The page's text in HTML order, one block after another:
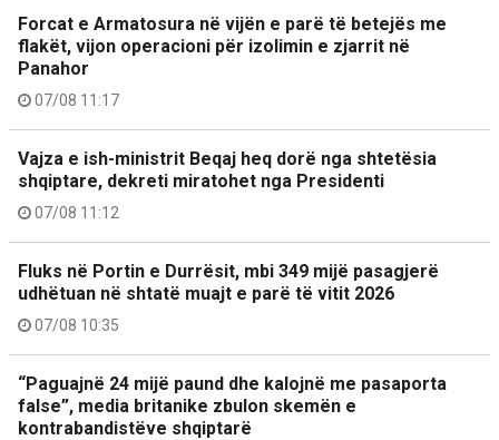
Forcat e Armatosura në vijën e parë të betejës me
flakët, vijon operacioni për izolimin e zjarrit në
Panahor
07/08 11:17
Vajza e ish-ministrit Beqaj heq dorë nga shtetësia
shqiptare, dekreti miratohet nga Presidenti
07/08 11:12
Fluks në Portin e Durrësit, mbi 349 mijë pasagjerë
udhëtuan në shtatë muajt e parë të vitit 2026
07/08 10:35
“Paguajnë 24 mijë paund dhe kalojnë me pasaporta
false”, media britanike zbulon skemën e
kontrabandistëve shqiptarë